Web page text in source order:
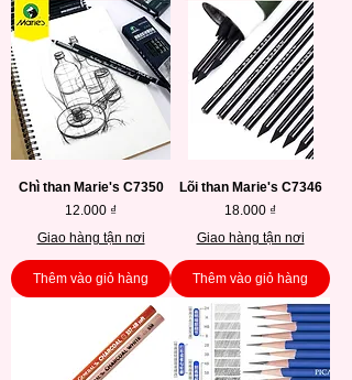
Chì than Marie's C7350
Giá
12.000 ₫
Giao hàng tận nơi
Thêm vào giỏ hàng
Lõi than Marie's C7346
Giá
18.000 ₫
Giao hàng tận nơi
Thêm vào giỏ hàng